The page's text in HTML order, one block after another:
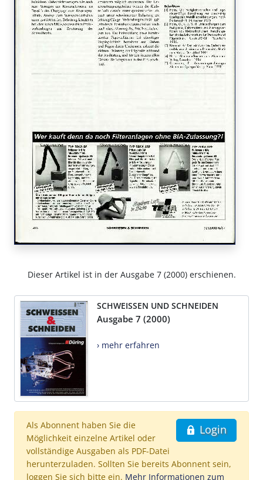
Dieser Artikel ist in der Ausgabe 7 (2000) erschienen.
SCHWEISSEN UND SCHNEIDEN
Ausgabe 7 (2000)
› mehr erfahren
Login
Als Abonnent haben Sie die
Möglichkeit einzelne Artikel oder
vollständige Ausgaben als PDF-Datei
herunterzuladen. Sollten Sie bereits Abonnent sein,
loggen Sie sich bitte ein. Mehr Informationen zum